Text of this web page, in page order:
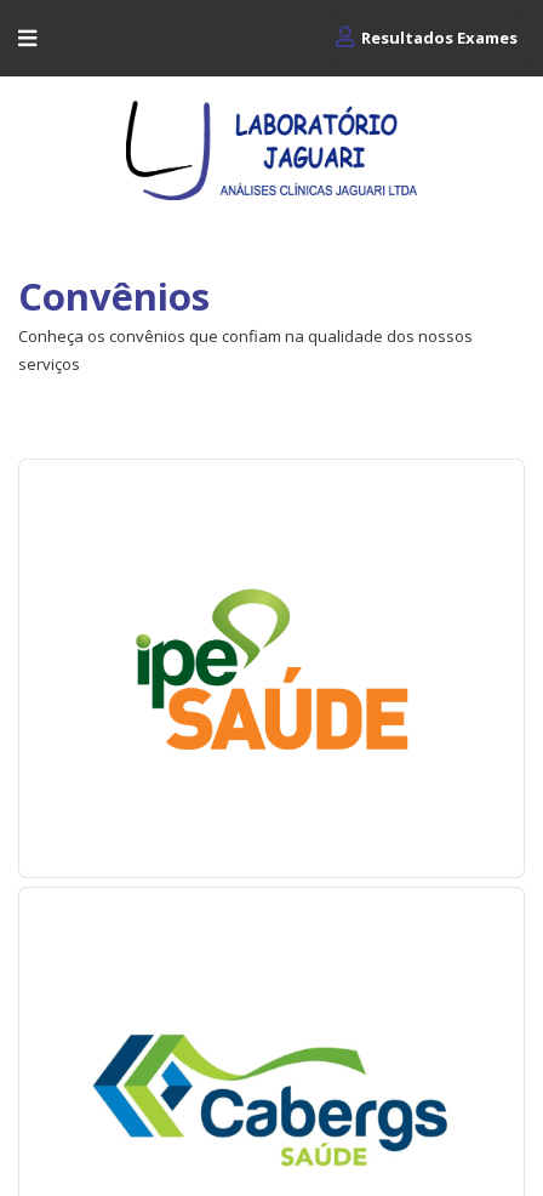
Resultados Exames
Convênios
Conheça os convênios que confiam na qualidade dos nossos
serviços